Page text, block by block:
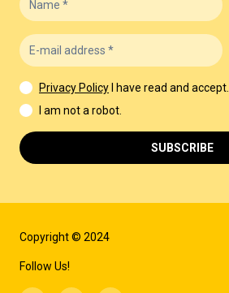
Copyright © 2024
Follow Us!
Privacy Policy
I have read and accept.
I am not a robot.
SUBSCRIBE